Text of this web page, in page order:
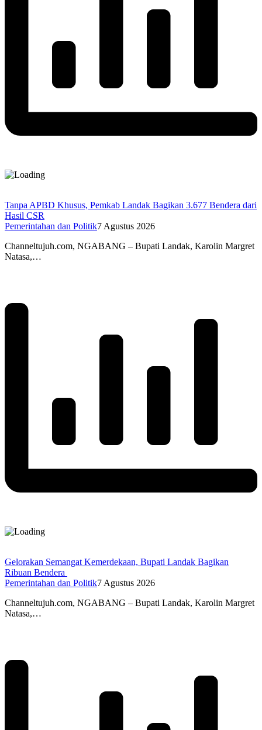
Tanpa APBD Khusus, Pemkab Landak Bagikan 3.677 Bendera dari
Hasil CSR
Pemerintahan dan Politik7 Agustus 2026
Channeltujuh.com, NGABANG – Bupati Landak, Karolin Margret
Natasa,…
Gelorakan Semangat Kemerdekaan, Bupati Landak Bagikan
Ribuan Bendera
Pemerintahan dan Politik7 Agustus 2026
Channeltujuh.com, NGABANG – Bupati Landak, Karolin Margret
Natasa,…